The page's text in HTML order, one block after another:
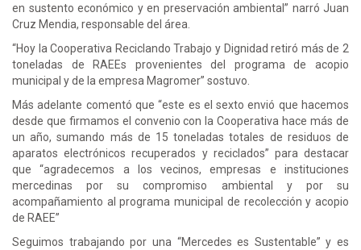
en sustento económico y en preservación ambiental” narró Juan
Cruz Mendia, responsable del área.
“Hoy la Cooperativa Reciclando Trabajo y Dignidad retiró más de 2
toneladas de RAEEs provenientes del programa de acopio
municipal y de la empresa Magromer” sostuvo.
Más adelante comentó que “este es el sexto envió que hacemos
desde que firmamos el convenio con la Cooperativa hace más de
un año, sumando más de 15 toneladas totales de residuos de
aparatos electrónicos recuperados y reciclados” para destacar
que “agradecemos a los vecinos, empresas e instituciones
mercedinas por su compromiso ambiental y por su
acompañamiento al programa municipal de recolección y acopio
de RAEE”
Seguimos trabajando por una “Mercedes es Sustentable” y es